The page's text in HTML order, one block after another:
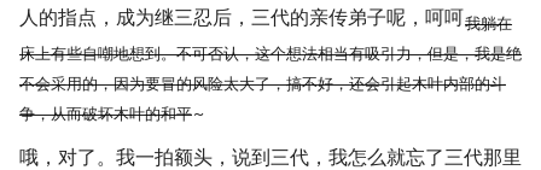
人的指点，成为继三忍后，三代的亲传弟子呢，呵呵我躺在
床上有些自嘲地想到。不可否认，这个想法相当有吸引力，但是，我是绝
不会采用的，因为要冒的风险太大了，搞不好，还会引起木叶内部的斗
争，从而破坏木叶的和平~
哦，对了。我一拍额头，说到三代，我怎么就忘了三代那里